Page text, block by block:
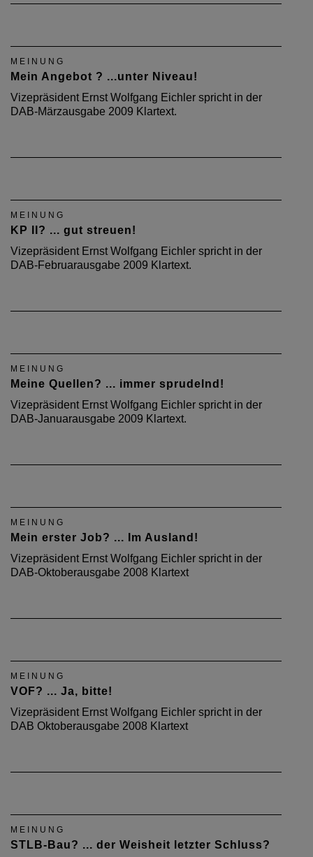
MEINUNG
Mein Angebot ? ...unter Niveau!
Vizepräsident Ernst Wolfgang Eichler spricht in der
DAB-Märzausgabe 2009 Klartext.
MEINUNG
KP II? ... gut streuen!
Vizepräsident Ernst Wolfgang Eichler spricht in der
DAB-Februarausgabe 2009 Klartext.
MEINUNG
Meine Quellen? ... immer sprudelnd!
Vizepräsident Ernst Wolfgang Eichler spricht in der
DAB-Januarausgabe 2009 Klartext.
MEINUNG
Mein erster Job? ... Im Ausland!
Vizepräsident Ernst Wolfgang Eichler spricht in der
DAB-Oktoberausgabe 2008 Klartext
MEINUNG
VOF? ... Ja, bitte!
Vizepräsident Ernst Wolfgang Eichler spricht in der
DAB Oktoberausgabe 2008 Klartext
MEINUNG
STLB-Bau? ... der Weisheit letzter Schluss?